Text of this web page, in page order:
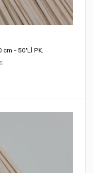
cm - 50'Lİ PK.